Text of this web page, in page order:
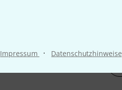
Impressum · Datenschutzhinweise